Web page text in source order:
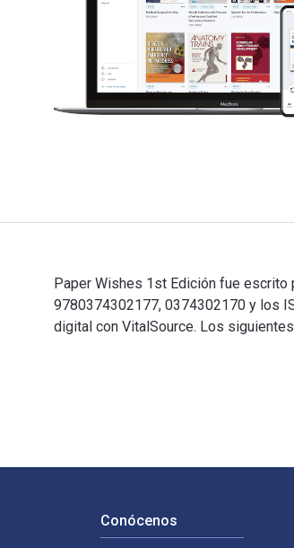
Paper Wishes 1st Edición fue escrito
9780374302177, 0374302170 y los
digital con VitalSource. Los
Conócenos